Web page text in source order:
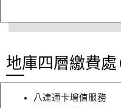
地庫四層繳費處
八達通卡增值服務